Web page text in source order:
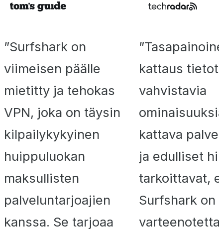
”Surfshark on
viimeisen päälle
mietitty ja tehokas
VPN, joka on täysin
kilpailykykyinen
huippuluokan
maksullisten
palveluntarjoajien
kanssa. Se tarjoaa
kattaus
vahvistavia
kattava
ja edulliset
tarkoittavat,
Surfshark on